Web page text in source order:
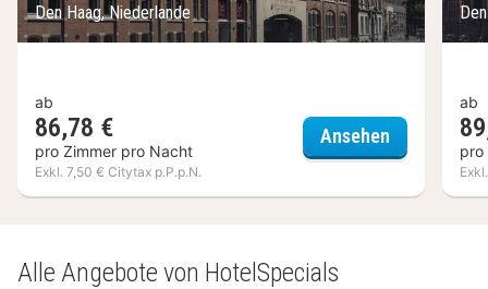
Den Haag, Niederlande
ab
86,78 €
pro Zimmer pro Nacht
Exkl. 7,50 € Citytax p.P.p.N.
Ansehen The ALD
ab
pro
Alle Angebote von HotelSpecials